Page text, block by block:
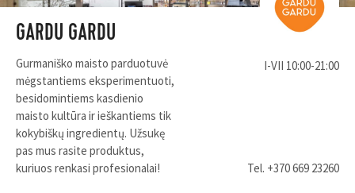
GARDU GARDU
Gurmaniško maisto parduotuvė
mėgstantiems eksperimentuoti,
besidomintiems kasdienio
maisto kultūra ir ieškantiems tik
kokybiškų ingredientų. Užsukę
pas mus rasite produktus,
kuriuos renkasi profesionalai!
I-VII 10:00-21:00
Tel. +370 669 23260